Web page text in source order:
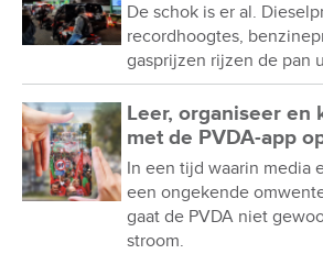
De schok is er al.
recordhoogtes,
gasprijzen rijzen de pan
Leer, organiseer en
met de PVDA-app
In een tijd waarin media
een ongekende
gaat de PVDA niet
stroom.